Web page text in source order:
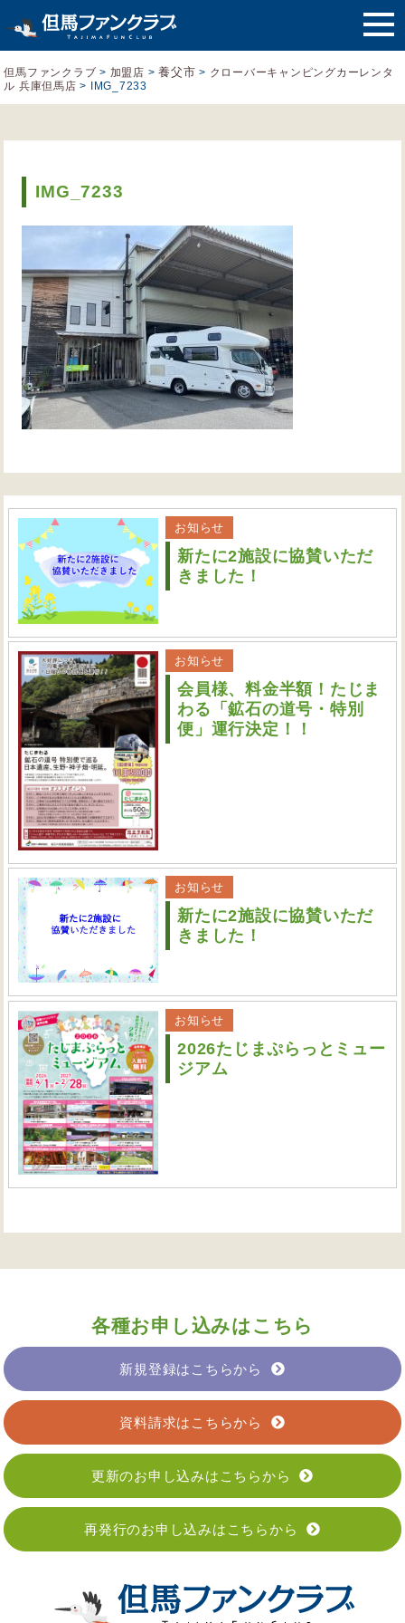
但馬ファンクラブ > 加盟店 >養父市 > クローバーキャンピングカーレンタ
ル 兵庫但馬店 > IMG_7233
IMG_7233
お知らせ
新たに2施設に協賛いただ
きました！
お知らせ
会員様、料金半額！たじま
わる「鉱石の道号・特別
便」運行決定！！
お知らせ
新たに2施設に協賛いただ
きました！
お知らせ
2026たじまぷらっとミュー
ジアム
各種お申し込みはこちら
新規登録はこちらから
資料請求はこちらから
更新のお申し込みはこちらから
再発行のお申し込みはこちらから